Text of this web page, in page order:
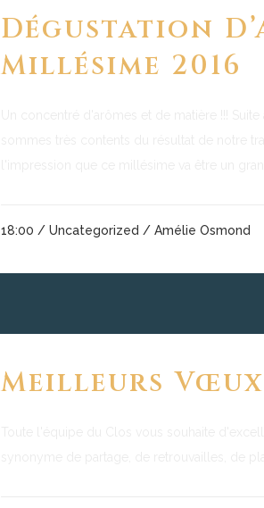
Dégustation
Millésime 2016
18:00 / Uncategorized / Amélie Osmond
Meilleurs Vœux